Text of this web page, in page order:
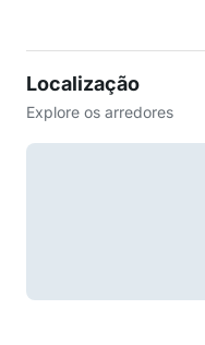
Localização
Explore os arredores